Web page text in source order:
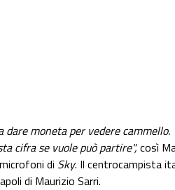
dare moneta per vedere
cifra se vuole può partire",così
di Sky. Il centrocampista
di Maurizio Sarri.